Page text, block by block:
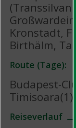
Kronstadt,
Birthälm,
Route (Tage):
Budapest-
Reiseverlauf